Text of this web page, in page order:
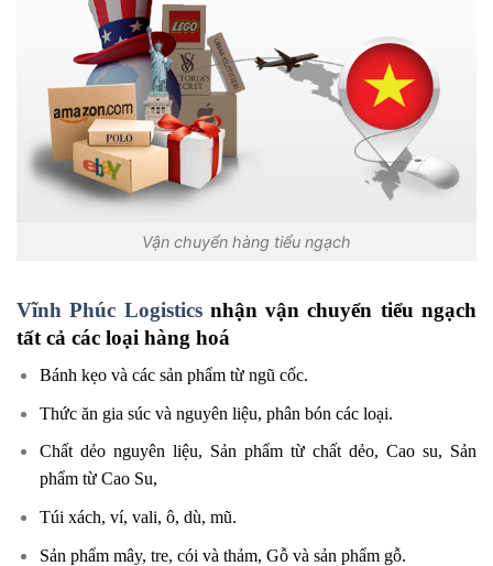
Vận chuyển hàng tiểu ngạch
Vĩnh Phúc Logisticsnhận vận chuyển tiểu ngạch
tất cả các loại hàng hoá
Bánh kẹo và các sản phẩm từ ngũ cốc.
Thức ăn gia súc và nguyên liệu, phân bón các loại.
Chất dẻo nguyên liệu, Sản phẩm từ chất dẻo, Cao su, Sản
phẩm từ Cao Su,
Túi xách, ví, vali, ô, dù, mũ.
Sản phẩm mây, tre, cói và thảm, Gỗ và sản phẩm gỗ.